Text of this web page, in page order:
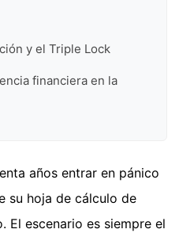
y el Triple Lock
financiera en la
años entrar en pánico
su hoja de cálculo de
El escenario es siempre el